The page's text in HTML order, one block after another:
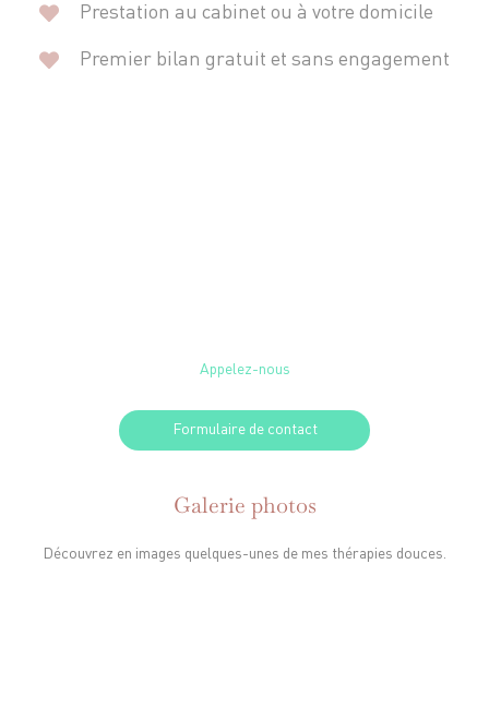
Prestation au cabinet ou à votre domicile
Premier bilan gratuit et sans engagement
Appelez-nous
Formulaire de contact
Galerie photos
Découvrez en images quelques-unes de mes thérapies douces.